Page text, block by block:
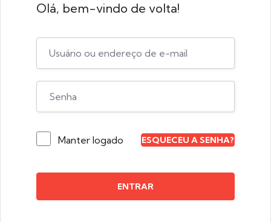
Olá, bem-vindo de volta!
Manter logado ESQUECEU A SENHA?
ENTRAR